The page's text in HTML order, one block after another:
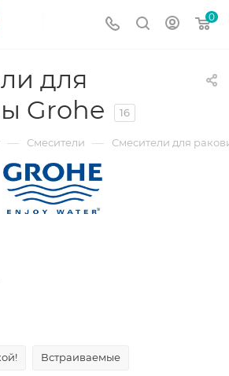
0
для
Grohe
16
— Смесители — Смесители для
Встраиваемые